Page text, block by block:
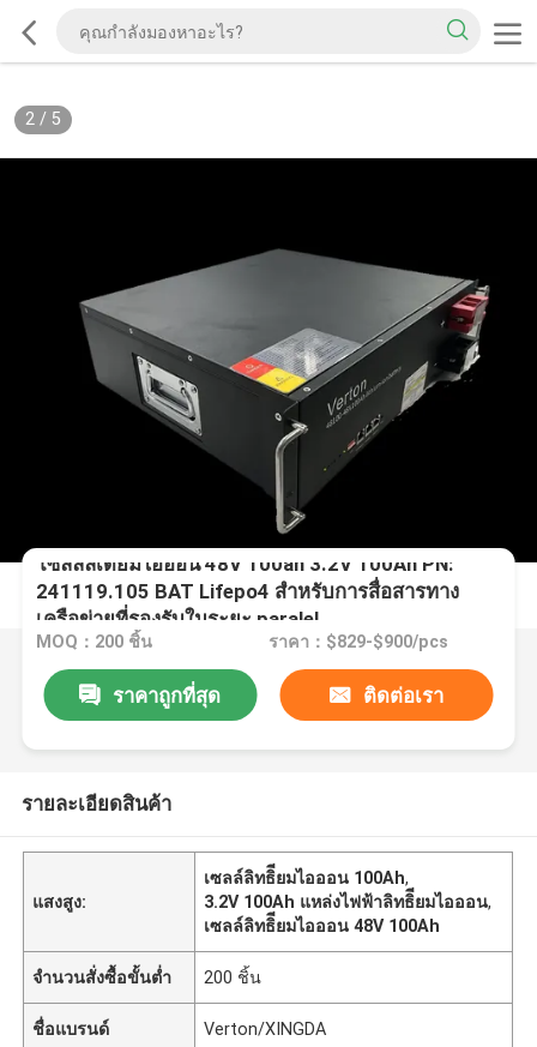
2/ 5
โซลล์ลิเดียมไอออน 48V 100ah 3.2V 100Ah PN:
241119.105 BAT Lifepo4 สําหรับการสื่อสารทาง
เครือข่ายที่รองรับในระยะ paralel
MOQ：200 ชิ้น ราคา：$829-$900/pcs
ราคาถูกที่สุด ติดต่อเรา
รายละเอียดสินค้า
แสงสูง:
เซลล์ลิทธิียมไอออน 100Ah,
3.2V 100Ah แหล่งไฟฟ้าลิทธิียมไอออน,
เซลล์ลิทธิียมไอออน 48V 100Ah
จำนวนสั่งซื้อขั้นต่ำ 200 ชิ้น
ชื่อแบรนด์ Verton/XINGDA